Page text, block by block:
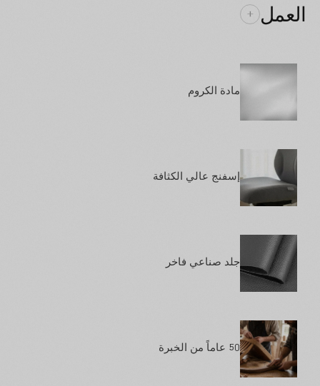
العمل +
مادة الكروم
إسفنج عالي الكثافة
جلد صناعي فاخر
50 عاماً من الخبرة